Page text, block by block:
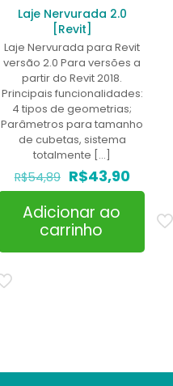
Laje Nervurada 2.0
[Revit]
Laje Nervurada para Revit
versão 2.0 Para versões a
partir do Revit 2018.
Principais funcionalidades:
4 tipos de geometrias;
Parâmetros para tamanho
de cubetas, sistema
totalmente […]
R$54,89 O
preço
original
era:
R$54,89.
R$43,90O
preço
Adicionar ao
carrinho